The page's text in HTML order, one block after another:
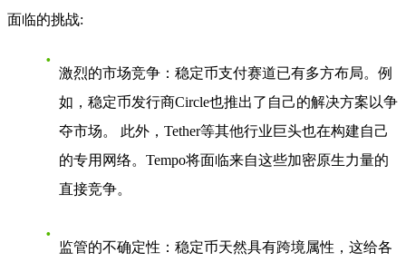
面临的挑战:
激烈的市场竞争 ：稳定币支付赛道已有多方布局。例
如，稳定币发行商Circle也推出了自己的解决方案以争
夺市场。 此外，Tether等其他行业巨头也在构建自己
的专用网络。Tempo将面临来自这些加密原生力量的
直接竞争。
监管的不确定性 ：稳定币天然具有跨境属性，这给各